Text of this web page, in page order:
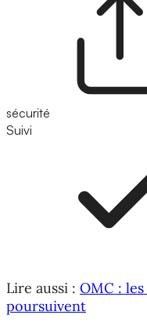
sécurité
Suivi
Lire aussi : OMC :
poursuivent